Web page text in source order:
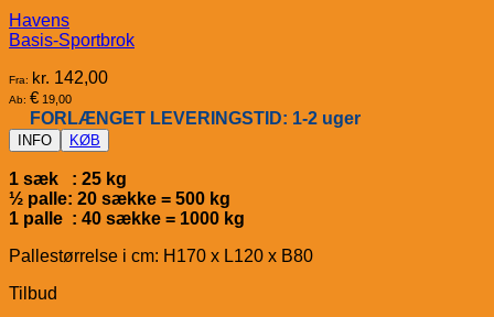
Havens
Basis-Sportbrok
Fra: kr. 142,00
Ab: € 19,00
FORLÆNGET LEVERINGSTID: 1-2 uger
INFO KØB
1 sæk : 25 kg
½ palle: 20 sække = 500 kg
1 palle : 40 sække = 1000 kg
Pallestørrelse i cm: H170 x L120 x B80
Tilbud